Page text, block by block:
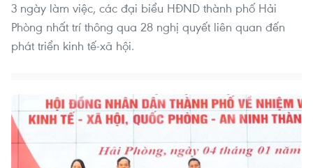
3 ngày làm việc, các đại biểu HĐND thành phố Hải
Phòng nhất trí thông qua 28 nghị quyết liên quan đến
phát triển kinh tế-xã hội.